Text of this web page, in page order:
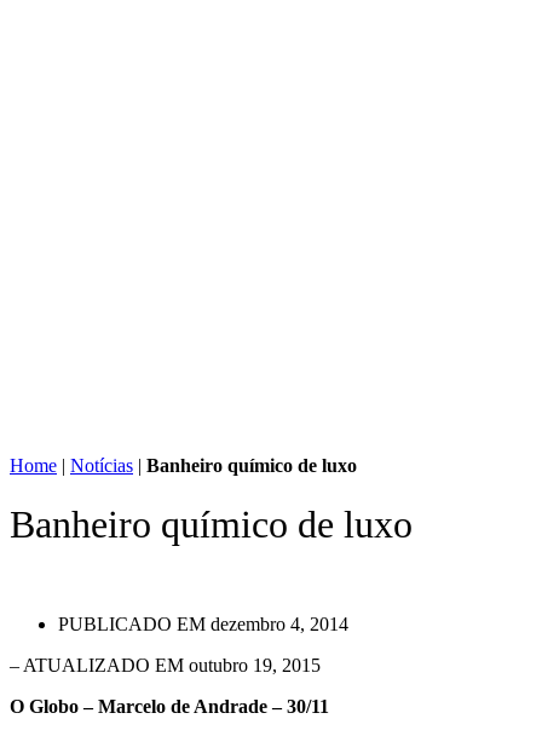
Home | Notícias | Banheiro químico de luxo
Banheiro químico de luxo
PUBLICADO EM dezembro 4, 2014
– ATUALIZADO EM outubro 19, 2015
O Globo – Marcelo de Andrade – 30/11